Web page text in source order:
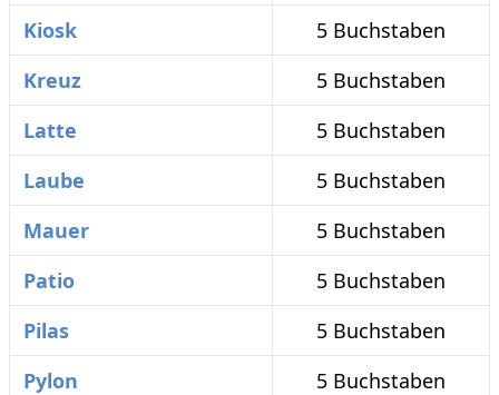
Kiosk
5 Buchstaben
Kreuz
5 Buchstaben
Latte
5 Buchstaben
Laube
5 Buchstaben
Mauer
5 Buchstaben
Patio
5 Buchstaben
Pilas
5 Buchstaben
Pylon
5 Buchstaben